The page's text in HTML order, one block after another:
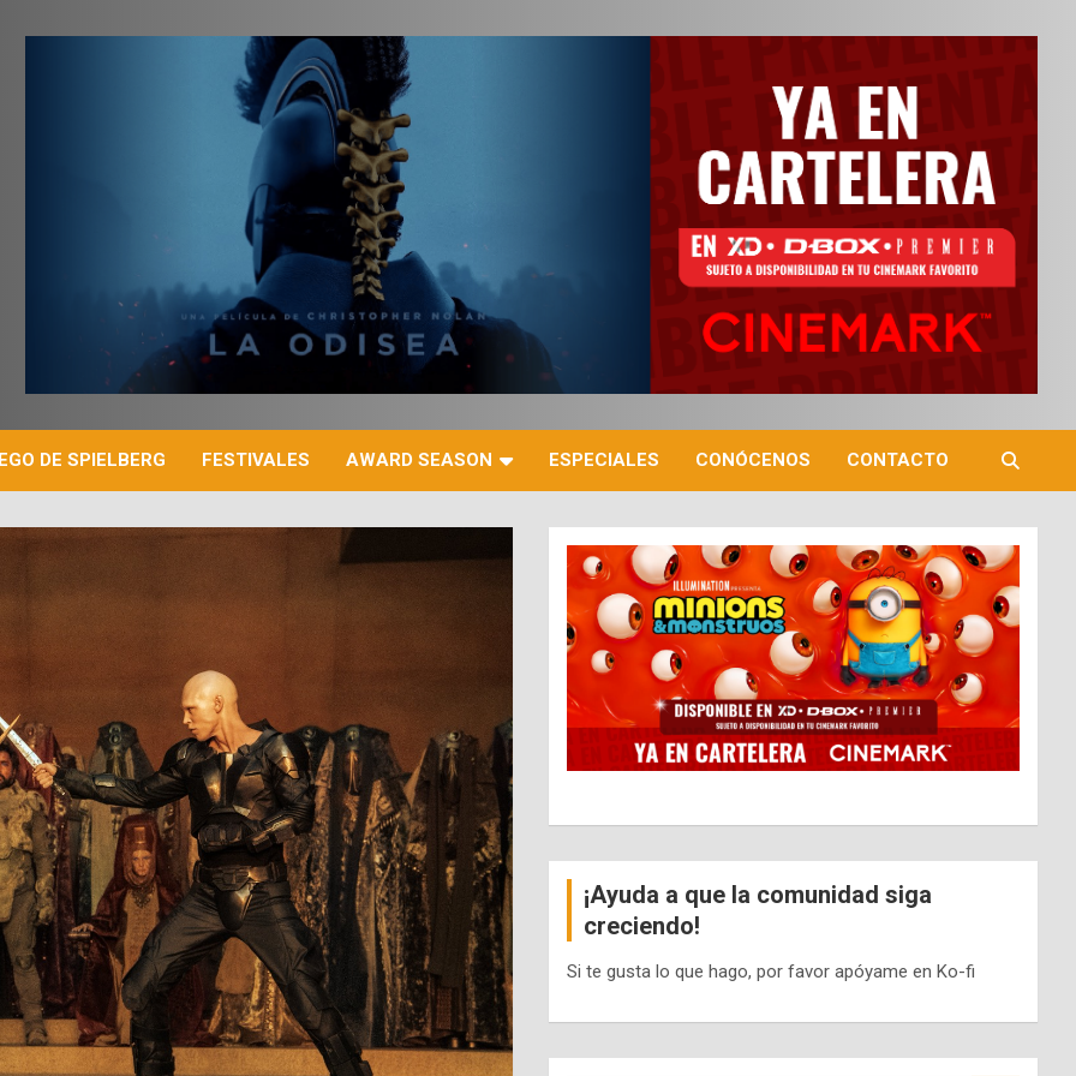
DE SPIELBERG FESTIVALES AWARD SEASON ESPECIALES CONÓCENOS CONTACTO
¡Ayuda a que la comunidad siga
creciendo!
Si te gusta lo que hago, por favor apóyame en Ko-fi